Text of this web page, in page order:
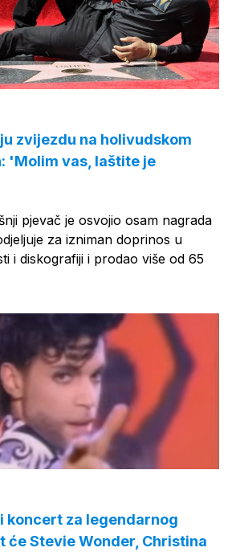
zvijezdu na holivudskom
'Molim vas, laštite je
pjevač je osvojio osam nagrada
za izniman doprinos u
i diskografiji i prodao više od 65
koncert za legendarnog
će Stevie Wonder, Christina